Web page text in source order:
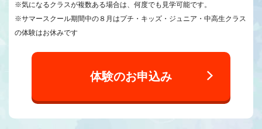
※気になるクラスが複数ある場合は、何度でも見学可能です。
※サマースクール期間中の８月はプチ・キッズ・ジュニア・中高生クラス
の体験はお休みです
体験のお申込み